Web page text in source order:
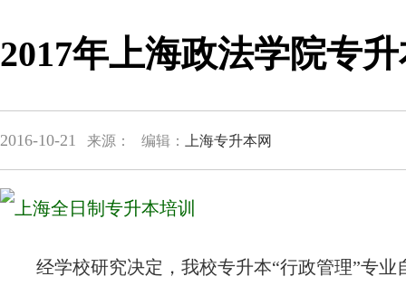
2017年上海政法学院专
2016-10-21 来源： 编辑： 上海专升本网
经学校研究决定，我校专升本“行政管理”专业